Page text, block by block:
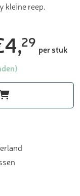
kleine reep.
4,29 per stuk